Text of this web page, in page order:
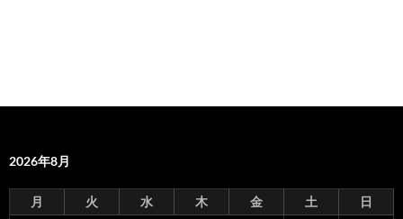
2026年8月
月 火 水 木 金 土
日